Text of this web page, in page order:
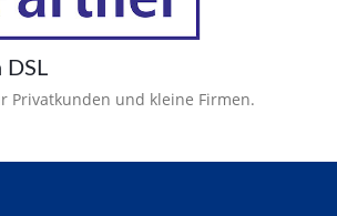
DSL
Privatkunden und kleine Firmen.